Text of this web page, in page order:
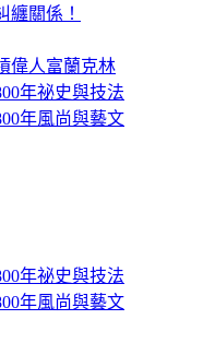
纏關係！
偉人富蘭克林
年祕史與技法
年風尚與藝文
年祕史與技法
年風尚與藝文